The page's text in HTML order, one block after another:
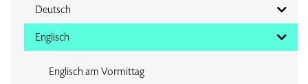
Deutsch
Englisch
Englisch am Vormittag